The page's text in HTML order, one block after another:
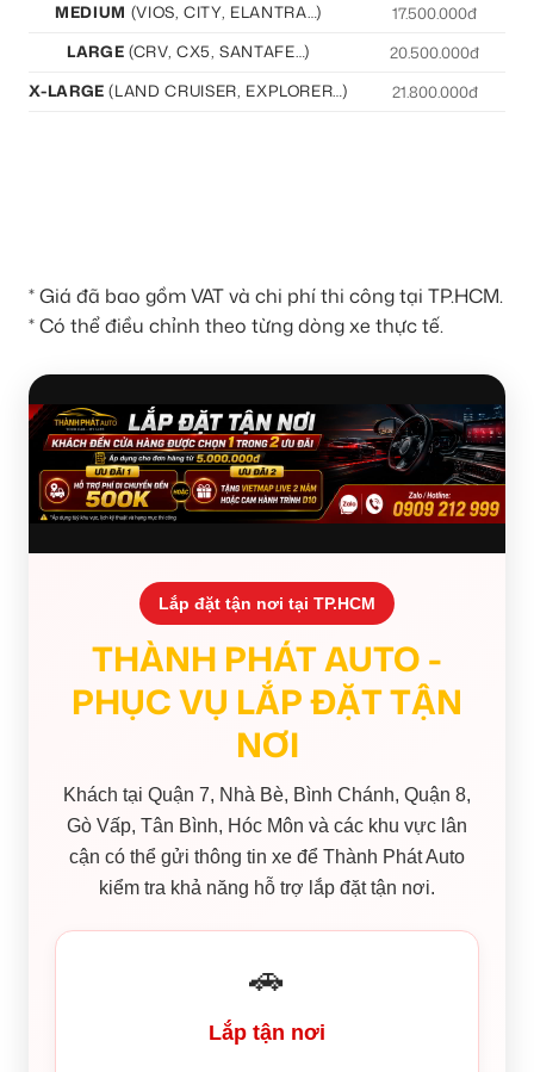
MEDIUM (VIOS, CITY, ELANTRA…) 17.500.000đ
LARGE (CRV, CX5, SANTAFE…) 20.500.000đ
X-LARGE(LAND CRUISER, EXPLORER…) 21.800.000đ
* Giá đã bao gồm VAT và chi phí thi công tại TP.HCM.
* Có thể điều chỉnh theo từng dòng xe thực tế.
Lắp đặt tận nơi tại TP.HCM
THÀNH PHÁT AUTO -
PHỤC VỤ LẮP ĐẶT TẬN
NƠI
Khách tại Quận 7, Nhà Bè, Bình Chánh, Quận 8,
Gò Vấp, Tân Bình, Hóc Môn và các khu vực lân
cận có thể gửi thông tin xe để Thành Phát Auto
kiểm tra khả năng hỗ trợ lắp đặt tận nơi.
🚗
Lắp tận nơi